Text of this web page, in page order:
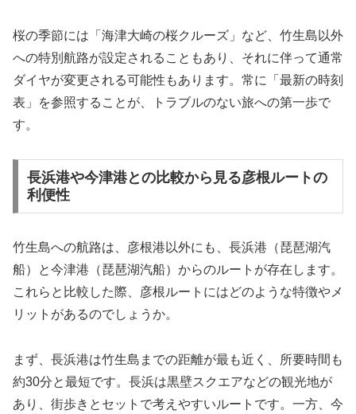
桜の季節には「海津大崎の桜クルーズ」など、竹生島以外
への特別航路が設定されることもあり、それに伴って通常
ダイヤが変更される可能性もあります。常に「最新の時刻
表」を参照することが、トラブルのない旅への第一歩で
す。
長浜港や今津港との比較から見る彦根ルートの
利便性
竹生島への航路は、彦根港以外にも、長浜港（琵琶湖汽
船）と今津港（琵琶湖汽船）からのルートが存在します。
これらと比較した際、彦根ルートにはどのような特徴やメ
リットがあるのでしょうか。
まず、長浜港は竹生島までの距離が最も近く、所要時間も
約30分と最短です。長浜は黒壁スクエアなどの観光地が
あり、街歩きとセットで考えやすいルートです。一方、今